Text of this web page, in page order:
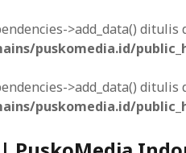
>add_data()
puskomedia.id/
>add_data()
puskomedia.id/